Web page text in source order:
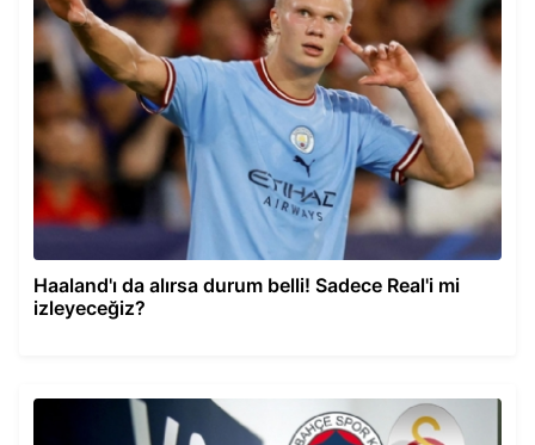
Haaland'ı da alırsa durum belli! Sadece Real'i mi
izleyeceğiz?